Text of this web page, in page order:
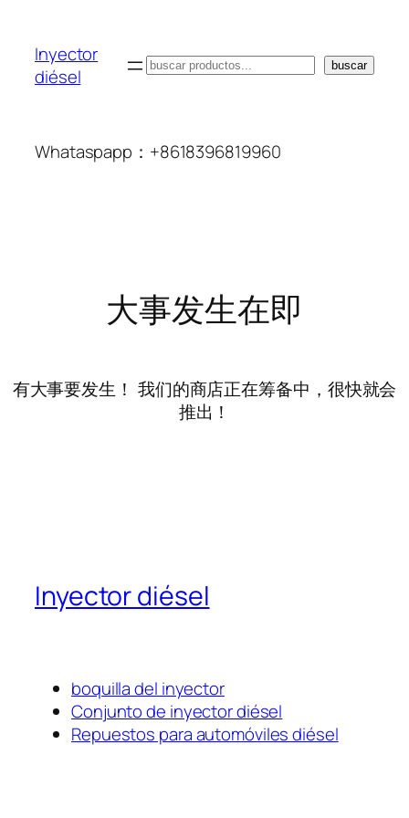
Inyector
diésel
搜
buscar
Whataspapp：+8618396819960
大事发生在即
有大事要发生！ 我们的商店正在筹备中，很快就会
推出！
Inyector diésel
boquilla del inyector
Conjunto de inyector diésel
Repuestos para automóviles diésel